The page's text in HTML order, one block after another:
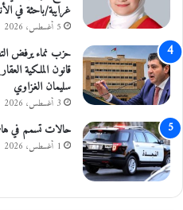
غرايبة/باحثة في
5 أغسطس، 2026
حزب نماء يرفض
قانون الملكية
سليمان الغزاوي
3 أغسطس، 2026
حالات تسمم في
1 أغسطس، 2026